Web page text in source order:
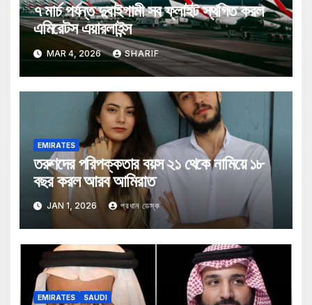
৭ মার্চ পর্যন্ত দুবাইগামী সব ফ্লাইট স্থগিত করল
এমিরেটস এয়ারলাইন্স
MAR 4, 2026 SHARIF
EMIRATES
তরুণদের পরিপক্কতার বয়স ২১ থেকে নামিয়ে ১৮
বছর করল আরব আমিরাত
JAN 1, 2026 প্রধান ডেস্ক
EMIRATES SAUDI